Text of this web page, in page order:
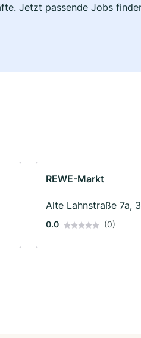
Jetzt passende Jobs
REWE-Markt
Alte Lahnstraße 7a,
0.0 (0)